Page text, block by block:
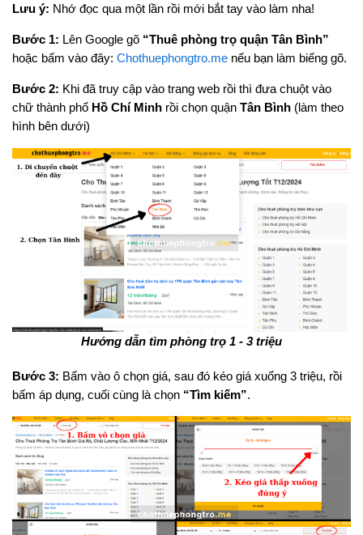
Lưu ý: Nhớ đọc qua một lần rồi mới bắt tay vào làm nha!
Bước 1: Lên Google gõ “Thuê phòng trọ quận Tân Bình”
hoặc bấm vào đây: Chothuephongtro.me nếu bạn làm biếng gõ.
Bước 2: Khi đã truy cập vào trang web rồi thì đưa chuột vào
chữ thành phố Hồ Chí Minh rồi chọn quận Tân Bình (làm theo
hình bên dưới)
Hướng dẫn tìm phòng trọ 1 - 3 triệu
Bước 3: Bấm vào ô chọn giá, sau đó kéo giá xuống 3 triệu, rồi
bấm áp dụng, cuối cùng là chọn “Tìm kiếm”.